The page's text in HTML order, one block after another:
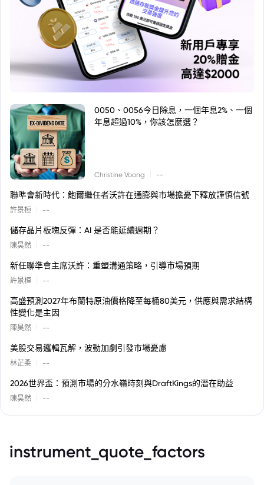
0050、0056今日除息，一個年息2%、一個
年息超過10%，你該怎麼選？
Christine Voong --
聯準會新時代：鮑爾繼任者沃許在通膨與市場擔憂下釋放謹慎信號
許景桓 --
儲存晶片板塊反彈：AI 是否能延續週期？
陳昊然 --
新任聯準會主席沃許：重塑溝通策略，引導市場預期
許景桓 --
高盛預測2027年布蘭特原油價格降至每桶80美元，供應與需求結構
性變化是主因
陳昊然 --
美股交易邏輯瓦解，波動加劇引發市場憂慮
林芷柔 --
2026世界盃：預測市場的分水嶺時刻與DraftKings的潛在助益
陳昊然 --
instrument_quote_factors